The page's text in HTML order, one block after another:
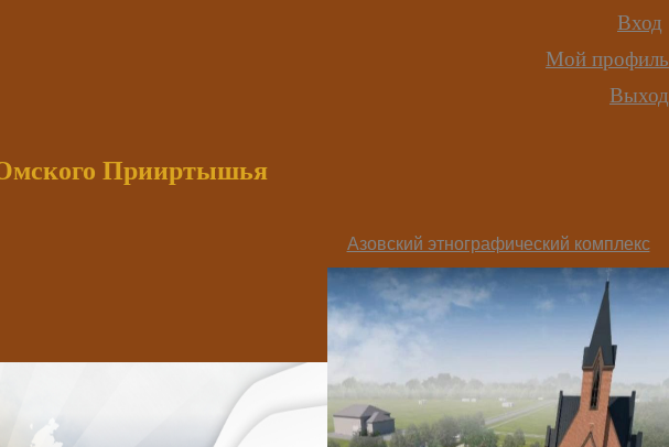
Вход
Мой профиль
Выход
Прииртышья
Азовский этнографический комплекс